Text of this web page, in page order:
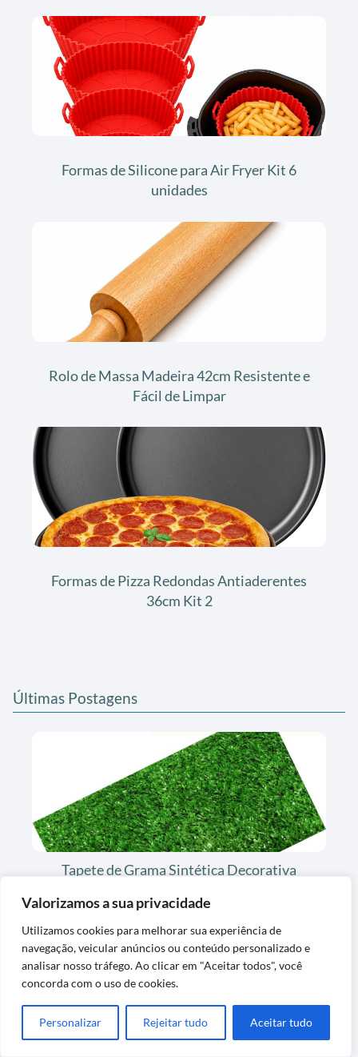
Valorizamos a sua privacidade
Utilizamos cookies para melhorar sua experiência de
navegação, veicular anúncios ou conteúdo personalizado e
analisar nosso tráfego. Ao clicar em "Aceitar todos", você
concorda com o uso de cookies.
Personalizar Rejeitar tudo Aceitar tudo
Formas de Silicone para Air Fryer Kit 6
unidades
Rolo de Massa Madeira 42cm Resistente e
Fácil de Limpar
Formas de Pizza Redondas Antiaderentes
36cm Kit 2
Últimas Postagens
Tapete de Grama Sintética Decorativa